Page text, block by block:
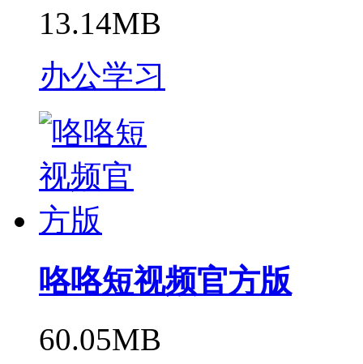
13.14MB
办公学习
咯咯短视频官方版
60.05MB